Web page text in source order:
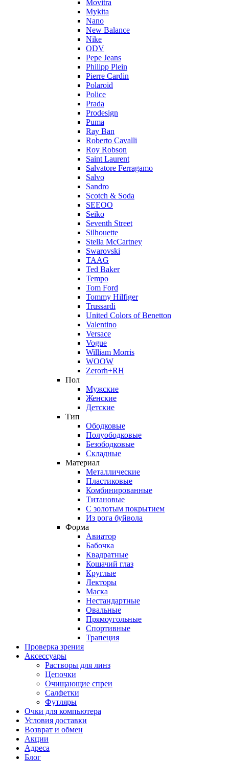
Movitra
Mykita
Nano
New Balance
Nike
ODV
Pepe Jeans
Philipp Plein
Pierre Cardin
Polaroid
Police
Prada
Prodesign
Puma
Ray Ban
Roberto Cavalli
Roy Robson
Saint Laurent
Salvatore Ferragamo
Salvo
Sandro
Scotch & Soda
SEEOO
Seiko
Seventh Street
Silhouette
Stella McCartney
Swarovski
TAAG
Ted Baker
Tempo
Tom Ford
Tommy Hilfiger
Trussardi
United Colors of Benetton
Valentino
Versace
Vogue
William Morris
WOOW
Zerorh+RH
Пол
Мужские
Женские
Детские
Тип
Ободковые
Полуободковые
Безободковые
Складные
Материал
Металлические
Пластиковые
Комбинированные
Титановые
С золотым покрытием
Из рога буйвола
Форма
Авиатор
Бабочка
Квадратные
Кошачий глаз
Круглые
Лекторы
Маска
Нестандартные
Овальные
Прямоугольные
Спортивные
Трапеция
Проверка зрения
Аксессуары
Растворы для линз
Цепочки
Очищающие спреи
Салфетки
Футляры
Очки для компьютера
Условия доставки
Возврат и обмен
Акции
Адреса
Блог